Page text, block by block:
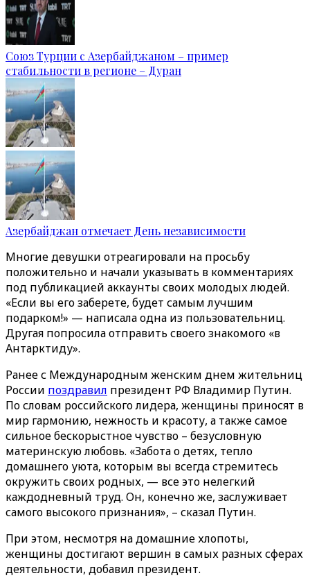
Союз Турции с Азербайджаном – пример
стабильности в регионе – Дуран
Азербайджан отмечает День независимости
Многие девушки отреагировали на просьбу
положительно и начали указывать в комментариях
под публикацией аккаунты своих молодых людей.
«Если вы его заберете, будет самым лучшим
подарком!» — написала одна из пользовательниц.
Другая попросила отправить своего знакомого «в
Антарктиду».
Ранее с Международным женским днем жительниц
России поздравил президент РФ Владимир Путин.
По словам российского лидера, женщины приносят в
мир гармонию, нежность и красоту, а также самое
сильное бескорыстное чувство – безусловную
материнскую любовь. «Забота о детях, тепло
домашнего уюта, которым вы всегда стремитесь
окружить своих родных, — все это нелегкий
каждодневный труд. Он, конечно же, заслуживает
самого высокого признания», – сказал Путин.
При этом, несмотря на домашние хлопоты,
женщины достигают вершин в самых разных сферах
деятельности, добавил президент.